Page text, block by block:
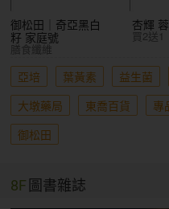
御松田｜奇亞黑白
籽 家庭號
膳食纖維
杏輝
買2送1
亞培 葉黃素 益生菌
大墩藥局
東喬百貨 專
御松田
8F 圖書雜誌